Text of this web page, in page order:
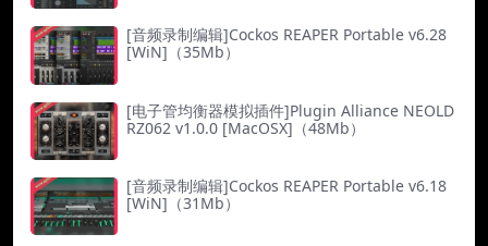
[音频录制编辑]Cockos REAPER Portable v6.28
[WiN]（35Mb）
[电子管均衡器模拟插件]Plugin Alliance NEOLD
RZ062 v1.0.0 [MacOSX]（48Mb）
[音频录制编辑]Cockos REAPER Portable v6.18
[WiN]（31Mb）